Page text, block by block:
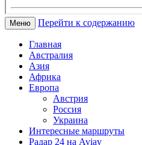
Меню Перейти к содержанию
Главная
Австралия
Азия
Африка
Европа
Австрия
Россия
Украина
Интересные маршруты
Радар 24 на Aviav